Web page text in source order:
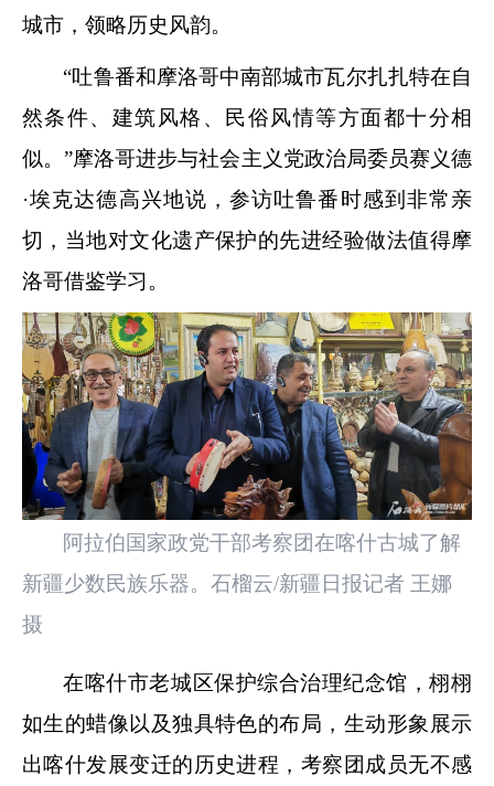
城市，领略历史风韵。
“吐鲁番和摩洛哥中南部城市瓦尔扎扎特在自
然条件、建筑风格、民俗风情等方面都十分相
似。”摩洛哥进步与社会主义党政治局委员赛义德
·埃克达德高兴地说，参访吐鲁番时感到非常亲
切，当地对文化遗产保护的先进经验做法值得摩
洛哥借鉴学习。
阿拉伯国家政党干部考察团在喀什古城了解
新疆少数民族乐器。石榴云/新疆日报记者 王娜
摄
在喀什市老城区保护综合治理纪念馆，栩栩
如生的蜡像以及独具特色的布局，生动形象展示
出喀什发展变迁的历史进程，考察团成员无不感